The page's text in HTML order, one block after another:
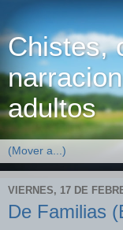
Chistes,
adultos
VIERNES, 17 DE
De Familias